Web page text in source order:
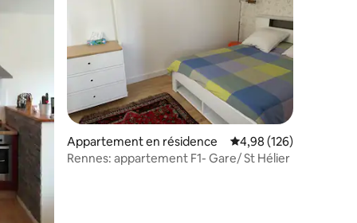
Appartement en résidence Évaluation moyenne
4,98 (126)
Rennes: appartement F1- Gare/ St Hélier